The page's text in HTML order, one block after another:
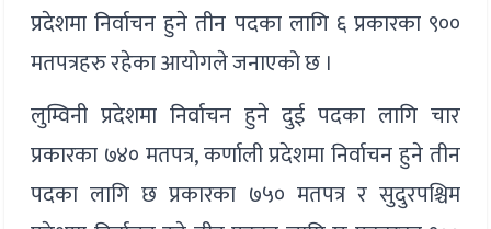
प्रदेशमा निर्वाचन हुने तीन पदका लागि ६ प्रकारका ९००
मतपत्रहरु रहेका आयोगले जनाएको छ ।
लुम्विनी प्रदेशमा निर्वाचन हुने दुई पदका लागि चार
प्रकारका ७४० मतपत्र, कर्णाली प्रदेशमा निर्वाचन हुने तीन
पदका लागि छ प्रकारका ७५० मतपत्र र सुदुरपश्चिम